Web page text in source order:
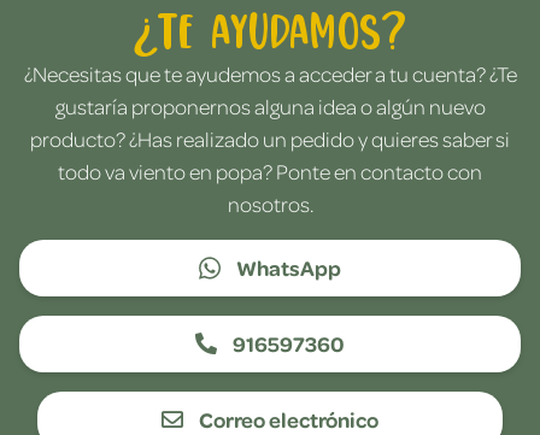
¿Te ayudamos?
¿Necesitas que te ayudemos a acceder a tu cuenta? ¿Te
gustaría proponernos alguna idea o algún nuevo
producto? ¿Has realizado un pedido y quieres saber si
todo va viento en popa? Ponte en contacto con
nosotros.
WhatsApp
916597360
Correo electrónico